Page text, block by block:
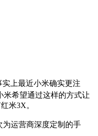
上最近小米确实更注
米希望通过这样的方式让
米3X。
运营商深度定制的手